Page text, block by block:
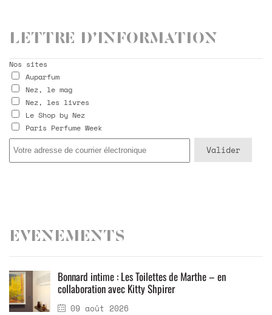
Lettre d’information
Nos sites
Auparfum
Nez, le mag
Nez, les livres
Le Shop by Nez
Paris Perfume Week
Evenements
09 août 2026
Bonnard intime : Les Toilettes de Marthe – en
collaboration avec Kitty Shpirer